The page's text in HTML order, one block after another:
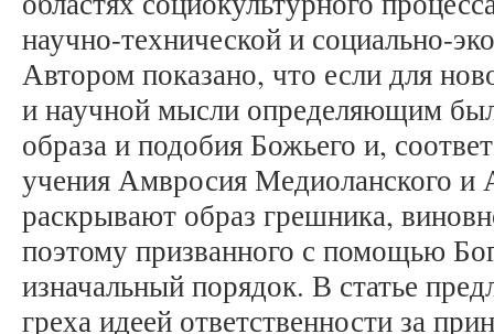
научно-технической и социально-
Автором показано, что если для
и научной мысли определяющим
образа и подобия Божьего и,
учения Амвросия Медиоланского и
раскрывают образ грешника,
поэтому призванного с помощью
изначальный порядок. В статье
греха идеей ответственности за